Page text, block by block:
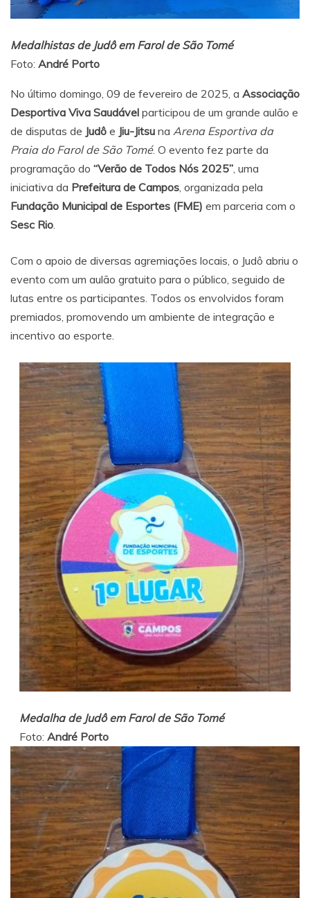
Medalhistas de Judô em Farol de São Tomé
Foto: André Porto
No último domingo, 09 de fevereiro de 2025, a Associação
Desportiva Viva Saudável participou de um grande aulão e
de disputas de Judô e Jiu-Jitsu na Arena Esportiva da
Praia do Farol de São Tomé. O evento fez parte da
programação do “Verão de Todos Nós 2025” , uma
iniciativa da Prefeitura de Campos , organizada pela
Fundação Municipal de Esportes (FME) em parceria com o
Sesc Rio
Com o apoio de diversas agremiações locais, o Judô abriu o
evento com um aulão gratuito para o público, seguido de
lutas entre os participantes. Todos os envolvidos foram
premiados, promovendo um ambiente de integração e
incentivo ao esporte.
Medalha de Judô em Farol de São Tomé
Foto: André Porto